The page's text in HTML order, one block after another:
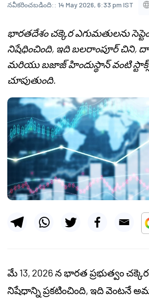
నవీకరించబడింది:: 14 May 2026, 6:33 pm IST
భారతదేశం చక్కెర ఎగుమతులను
నిషేధించింది, ఇది బలరాంపూర్ చిని,
మరియు బజాజ్ హిందుస్థాన్ వంటి
చూపుతుంది.
మే 13, 2026 న భారత ప్రభుత్వం
నిషేధాన్ని ప్రకటించింది, ఇది వెంటనే